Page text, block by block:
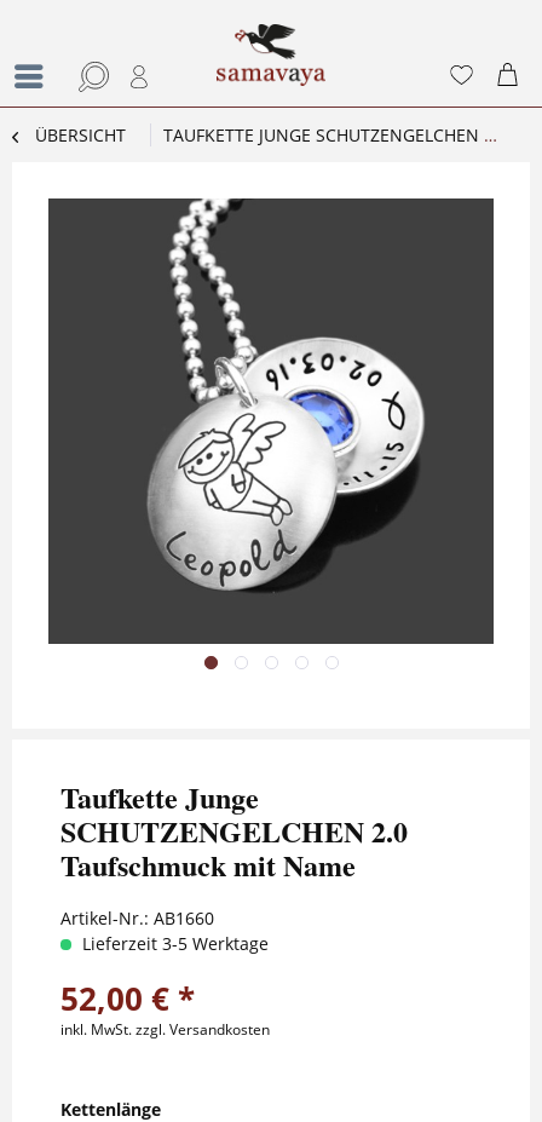
ÜBERSICHT TAUFKETTE JUNGE SCHUTZENGELCHEN 2.0 TAUFSCHMUCK MIT NAME
Taufkette Junge
SCHUTZENGELCHEN 2.0
Taufschmuck mit Name
Artikel-Nr.: AB1660
Lieferzeit 3-5 Werktage
52,00 € *
inkl. MwSt.zzgl. Versandkosten
Kettenlänge